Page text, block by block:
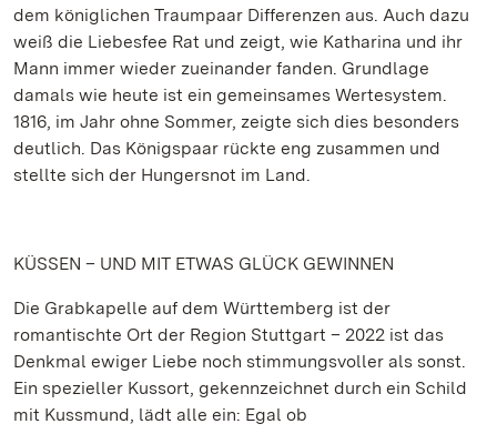
dem königlichen Traumpaar Differenzen aus. Auch dazu
weiß die Liebesfee Rat und zeigt, wie Katharina und ihr
Mann immer wieder zueinander fanden. Grundlage
damals wie heute ist ein gemeinsames Wertesystem.
1816, im Jahr ohne Sommer, zeigte sich dies besonders
deutlich. Das Königspaar rückte eng zusammen und
stellte sich der Hungersnot im Land.
KÜSSEN – UND MIT ETWAS GLÜCK GEWINNEN
Die Grabkapelle auf dem Württemberg ist der
romantischte Ort der Region Stuttgart – 2022 ist das
Denkmal ewiger Liebe noch stimmungsvoller als sonst.
Ein spezieller Kussort, gekennzeichnet durch ein Schild
mit Kussmund, lädt alle ein: Egal ob